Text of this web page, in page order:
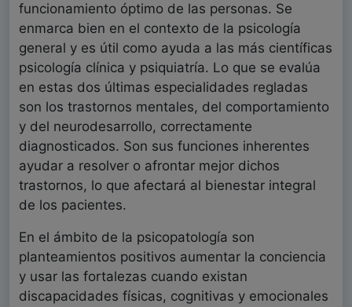
funcionamiento óptimo de las personas. Se
enmarca bien en el contexto de la psicología
general y es útil como ayuda a las más científicas
psicología clínica y psiquiatría. Lo que se evalúa
en estas dos últimas especialidades regladas
son los trastornos mentales, del comportamiento
y del neurodesarrollo, correctamente
diagnosticados. Son sus funciones inherentes
ayudar a resolver o afrontar mejor dichos
trastornos, lo que afectará al bienestar integral
de los pacientes.
En el ámbito de la psicopatología son
planteamientos positivos aumentar la conciencia
y usar las fortalezas cuando existan
discapacidades físicas, cognitivas y emocionales